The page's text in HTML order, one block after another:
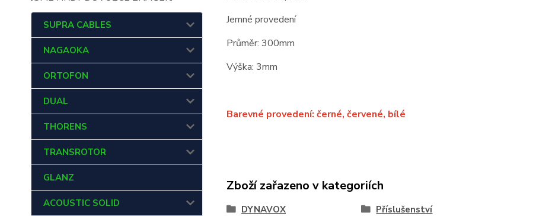
SUPRA CABLES
NAGAOKA
ORTOFON
DUAL
THORENS
TRANSROTOR
GLANZ
ACOUSTIC SOLID
Jemné provedení
Průměr: 300mm
Výška: 3mm
Barevné provedení: černé, červené, bílé
Zboží zařazeno v kategoriích
DYNAVOX Příslušenství